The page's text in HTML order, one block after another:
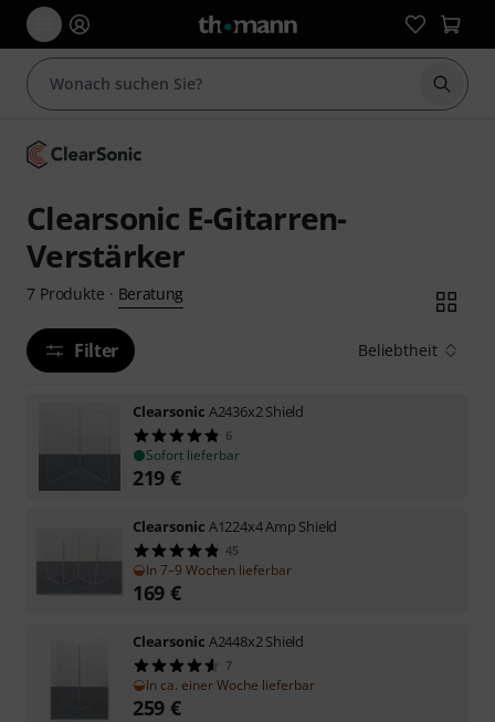
Suche
Clearsonic E-Gitarren-
Verstärker
7 Produkte · Beratung
Filter Beliebtheit
Clearsonic A2436x2 Shield
6
Sofort lieferbar
219 €
Clearsonic A1224x4 Amp Shield
45
In 7–9 Wochen lieferbar
169 €
Clearsonic A2448x2 Shield
7
In ca. einer Woche lieferbar
259 €